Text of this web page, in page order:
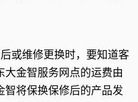
或维修更换时，要知道客
大金智服务网点的运费由
智将保换保修后的产品发